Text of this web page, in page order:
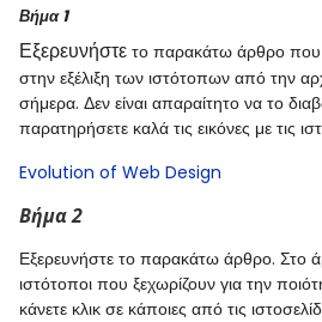
Βήμα 1
Εξερευνήστε το παρακάτω άρθρο που
στην εξέλιξη των ιστότοπων από την
σήμερα. Δεν είναι απαραίτητο να το
παρατηρήσετε καλά τις εικόνες με τις
Evolution of Web Design
Βήμα 2
Εξερευνήστε το παρακάτω άρθρο. Στο
ιστότοποι που ξεχωρίζουν για την
κάνετε κλικ σε κάποιες από τις